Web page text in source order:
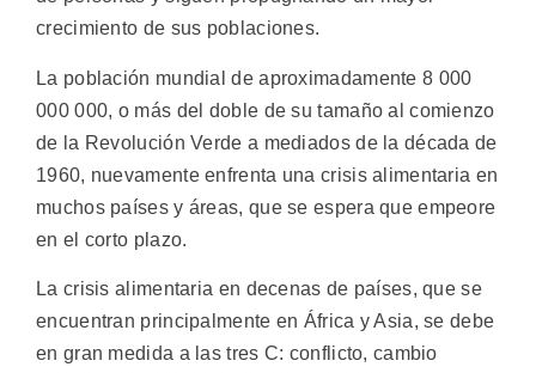
crecimiento de sus poblaciones.
La población mundial de aproximadamente 8 000
000 000, o más del doble de su tamaño al comienzo
de la Revolución Verde a mediados de la década de
1960, nuevamente enfrenta una crisis alimentaria en
muchos países y áreas, que se espera que empeore
en el corto plazo.
La crisis alimentaria en decenas de países, que se
encuentran principalmente en África y Asia, se debe
en gran medida a las tres C: conflicto, cambio